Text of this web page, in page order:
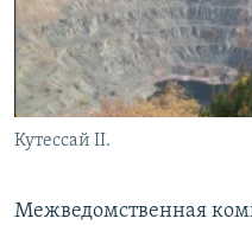
Кутессай II.
Межведомственная